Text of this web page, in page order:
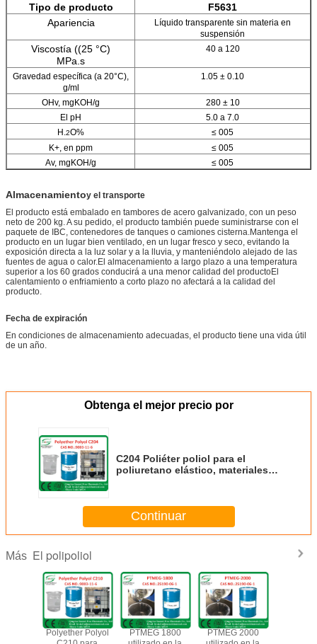
Tipo de producto
F5631
Apariencia
Líquido transparente sin materia en
suspensión
Viscostía ((25 °C)
MPa.s
40 a 120
Gravedad específica (a 20°C),
g/ml
1.05 ± 0.10
OHv, mgKOH/g
280 ± 10
El pH
5.0 a 7.0
H.2O%
≤ 005
K+, en ppm
≤ 005
Av, mgKOH/g
≤ 005
Almacenamientoy el transporte
El producto está embalado en tambores de acero galvanizado, con un peso
neto de 200 kg. A su pedido, el producto también puede suministrarse con el
paquete de IBC, contenedores de tanques o camiones cisterna.Mantenga el
producto en un lugar bien ventilado, en un lugar fresco y seco, evitando la
exposición directa a la luz solar y a la lluvia, y manteniéndolo alejado de las
fuentes de agua o calor.El almacenamiento a largo plazo a una temperatura
superior a los 60 grados conducirá a una menor calidad del productoEl
calentamiento o enfriamiento a corto plazo no afectará a la calidad del
producto.
Fecha de expiración
En condiciones de almacenamiento adecuadas, el producto tiene una vida útil
de un año.
Obtenga el mejor precio por
C204 Poliéter poliol para el
poliuretano elástico, materiales
Continuar
Más El polipoliol
Polyether Polyol
PTMEG 1800
PTMEG 2000